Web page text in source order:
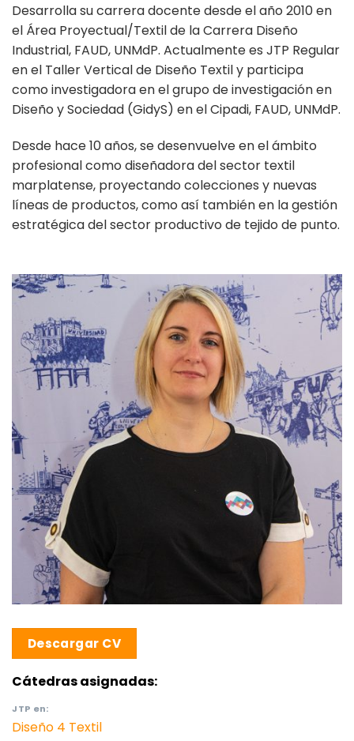
Desarrolla su carrera docente desde el año 2010 en
el Área Proyectual/Textil de la Carrera Diseño
Industrial, FAUD, UNMdP. Actualmente es JTP Regular
en el Taller Vertical de Diseño Textil y participa
como investigadora en el grupo de investigación en
Diseño y Sociedad (GidyS) en el Cipadi, FAUD, UNMdP.
Desde hace 10 años, se desenvuelve en el ámbito
profesional como diseñadora del sector textil
marplatense, proyectando colecciones y nuevas
líneas de productos, como así también en la gestión
estratégica del sector productivo de tejido de punto.
Descargar CV
Cátedras asignadas:
JTP en:
Diseño 4 Textil